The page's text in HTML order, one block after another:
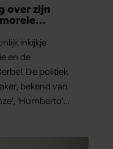
over zijn
inkijkje
en de
De politiek
bekend van
‘Humberto’